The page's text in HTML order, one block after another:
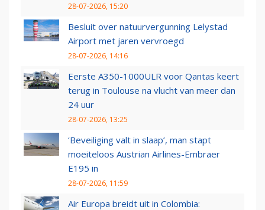
28-07-2026, 15:20
Besluit over natuurvergunning Lelystad
Airport met jaren vervroegd
28-07-2026, 14:16
Eerste A350-1000ULR voor Qantas keert
terug in Toulouse na vlucht van meer dan
24 uur
28-07-2026, 13:25
‘Beveiliging valt in slaap’, man stapt
moeiteloos Austrian Airlines-Embraer
E195 in
28-07-2026, 11:59
Air Europa breidt uit in Colombia: